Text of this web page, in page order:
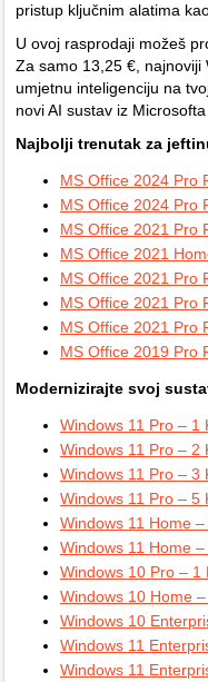
pristup ključnim alatima
U ovoj rasprodaji možeš
Za samo 13,25 €, najnoviji
umjetnu inteligenciju na
novi AI sustav iz
Najbolji trenutak za
MS Office 2024 Pro
MS Office 2024 Pro
MS Office 2021 Pro
MS Office 2021
MS Office 2021 Pro
MS Office 2021 Pro
MS Office 2021 Pro
MS Office 2019 Pro
Modernizirajte svoj
Windows 11 Pro – 1
Windows 11 Pro – 2
Windows 11 Pro – 3
Windows 11 Pro – 5
Windows 11 Home
Windows 11 Home
Windows 10 Pro – 1
Windows 10 Home
Windows 10
Windows 11
Windows 11